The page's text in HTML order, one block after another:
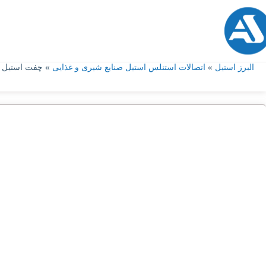
البرز استیل » اتصالات استنلس استیل صنایع شیری و غذایی » چفت استیل Stainless steel Latch